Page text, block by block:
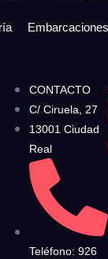
CONTACTO
C/ Ciruela, 27
13001 Ciudad
Real
Teléfono: 926
Embarcaciones